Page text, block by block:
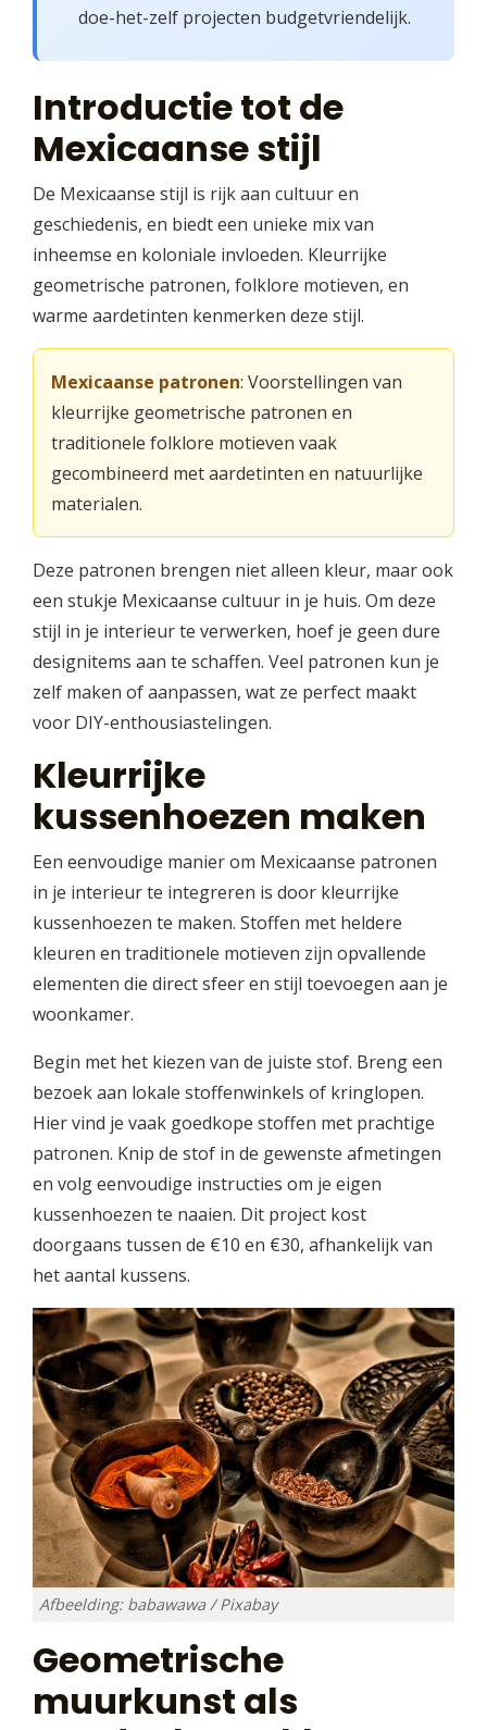
doe-het-zelf projecten budgetvriendelijk.
Introductie tot de
Mexicaanse stijl
De Mexicaanse stijl is rijk aan cultuur en
geschiedenis, en biedt een unieke mix van
inheemse en koloniale invloeden. Kleurrijke
geometrische patronen, folklore motieven, en
warme aardetinten kenmerken deze stijl.
Mexicaanse patronen: Voorstellingen van
kleurrijke geometrische patronen en
traditionele folklore motieven vaak
gecombineerd met aardetinten en natuurlijke
materialen.
Deze patronen brengen niet alleen kleur, maar ook
een stukje Mexicaanse cultuur in je huis. Om deze
stijl in je interieur te verwerken, hoef je geen dure
designitems aan te schaffen. Veel patronen kun je
zelf maken of aanpassen, wat ze perfect maakt
voor DIY-enthousiastelingen.
Kleurrijke
kussenhoezen maken
Een eenvoudige manier om Mexicaanse patronen
in je interieur te integreren is door kleurrijke
kussenhoezen te maken. Stoffen met heldere
kleuren en traditionele motieven zijn opvallende
elementen die direct sfeer en stijl toevoegen aan je
woonkamer.
Begin met het kiezen van de juiste stof. Breng een
bezoek aan lokale stoffenwinkels of kringlopen.
Hier vind je vaak goedkope stoffen met prachtige
patronen. Knip de stof in de gewenste afmetingen
en volg eenvoudige instructies om je eigen
kussenhoezen te naaien. Dit project kost
doorgaans tussen de €10 en €30, afhankelijk van
het aantal kussens.
Afbeelding: babawawa / Pixabay
Geometrische
muurkunst als